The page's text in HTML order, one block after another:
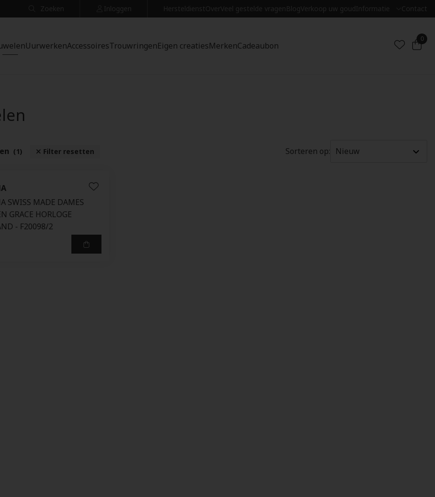
Zoeken Inloggen HersteldienstOverVeel gestelde vragenBlogVerkoop uw goudInformatie Contact
UurwerkenAccessoiresTrouwringenEigen creatiesMerkenCadeaubon
0
(1) Filter resetten Sorteren op:
SWISS MADE DAMES
GRACE HORLOGE
- F20098/2